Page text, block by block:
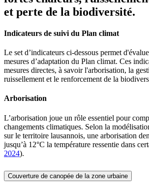
et perte de la biodiversité.
Indicateurs de suivi du Plan climat
Le set d’indicateurs ci-dessous permet
mesures d’adaptation du Plan climat. Ces
mesures directes, à savoir l'arborisation, la
ruissellement et le renforcement de la
Arborisation
L’arborisation joue un rôle essentiel pour
changements climatiques. Selon la
sur le territoire lausannois, une arborisation
jusqu’à 12°C la température ressentie dans
2024).
Couverture de canopée de la zone urbaine